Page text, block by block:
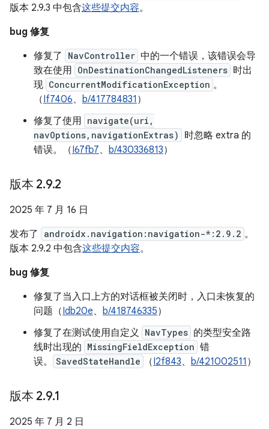
版本 2.9.3 中包含这些提交内容。
bug 修复
修复了
NavController 中的一个错误，该错误会导
致在使用 OnDestinationChangedListeners 时出
现 ConcurrentModificationException 。
（If7406、 b/417784831 ）
修复了使用 navigate(uri,
navOptions,navigationExtras)
时忽略 extra 的
错误。（I67fb7、 b/430336813）
版本 2.9.2
2025 年 7 月 16 日
发布了
androidx.navigation:navigation-*:2.9.2 。
版本 2.9.2 中包含这些提交内容。
bug 修复
修复了当入口上方的对话框被关闭时，入口未恢复的
问题（Idb20e、 b/418746335）
修复了在测试使用自定义 NavTypes 的类型安全路
线时出现的 MissingFieldException 错
误。
SavedStateHandle （I2f843、 b/421002511 ）
版本 2.9.1
2025 年 7 月 2 日